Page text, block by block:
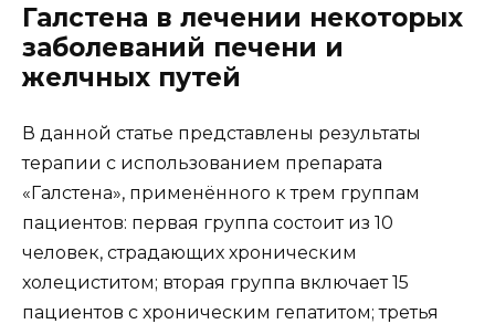
Галстена в лечении некоторых
заболеваний печени и
желчных путей
В данной статье представлены результаты
терапии с использованием препарата
«Галстена», применённого к трем группам
пациентов: первая группа состоит из 10
человек, страдающих хроническим
холециститом; вторая группа включает 15
пациентов с хроническим гепатитом; третья